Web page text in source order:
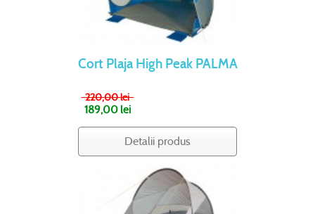
Cort Plaja High Peak PALMA
220,00 lei
189,00 lei
Detalii produs